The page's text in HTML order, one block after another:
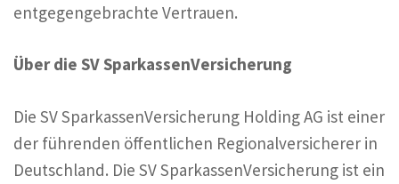
entgegengebrachte Vertrauen.
Über die SV SparkassenVersicherung
Die SV SparkassenVersicherung Holding AG ist einer
der führenden öffentlichen Regionalversicherer in
Deutschland. Die SV SparkassenVersicherung ist ein